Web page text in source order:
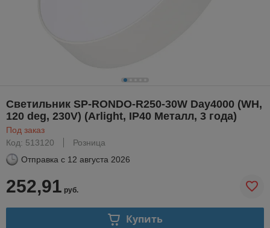
Светильник SP-RONDO-R250-30W Day4000 (WH,
120 deg, 230V) (Arlight, IP40 Металл, 3 года)
Под заказ
Код: 513120
Розница
Отправка с 12 августа 2026
252,91 руб.
Купить